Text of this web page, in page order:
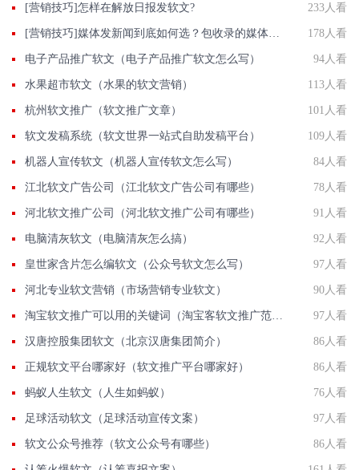
[营销技巧]怎样在解放日报发软文? 233人看
178人看
电子产品推广软文（电子产品推广软文怎么写） 94人看
水果超市软文（水果的软文营销） 113人看
杭州软文推广（软文推广文章） 101人看
软文发稿系统（软文世界一站式自助发稿平台） 109人看
机器人宣传软文（机器人宣传软文怎么写） 84人看
江北软文广告公司（江北软文广告公司有哪些） 78人看
河北软文推广公司（河北软文推广公司有哪些） 91人看
电脑清灰软文（电脑清灰怎么搞） 92人看
皇世家含片怎么编软文（公众号软文怎么写） 97人看
河北专业软文营销（市场营销专业软文） 90人看
97人看
汉唐控股集团软文（北京汉唐集团简介） 86人看
正规软文平台哪家好（软文推广平台哪家好） 86人看
蚂蚁人生软文（人生如蚂蚁） 76人看
足球活动软文（足球活动宣传文案） 97人看
软文公众号推荐（软文公众号有哪些） 86人看